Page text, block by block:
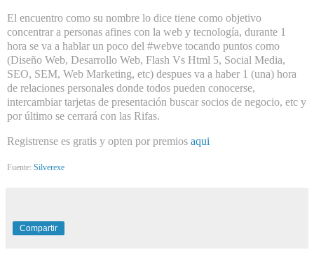
El encuentro como su nombre lo dice tiene como objetivo
concentrar a personas afines con la web y tecnología, durante 1
hora se va a hablar un poco del #webve tocando puntos como
(Diseño Web, Desarrollo Web, Flash Vs Html 5, Social Media,
SEO, SEM, Web Marketing, etc) despues va a haber 1 (una) hora
de relaciones personales donde todos pueden conocerse,
intercambiar tarjetas de presentación buscar socios de negocio, etc y
por último se cerrará con las Rifas.
Registrense es gratis y opten por premios aqui
Fuente: Silverexe
Compartir